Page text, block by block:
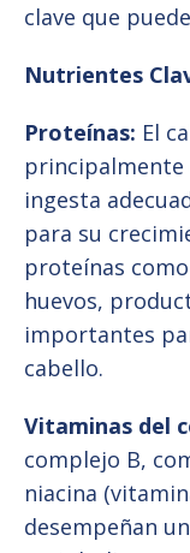
clave que
Nutrientes
Proteínas: El
principalmente
ingesta
para su
proteínas
huevos,
importantes
cabello.
Vitaminas del
complejo B,
niacina
desempeñan